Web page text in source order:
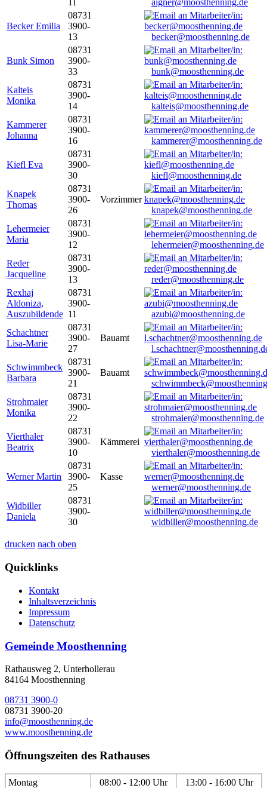
aigner@moosthenning.de
Becker Emilia
08731
3900-
13
becker@moosthenning.de
Bunk Simon
08731
3900-
33
bunk@moosthenning.de
Kalteis
Monika
08731
3900-
14
kalteis@moosthenning.de
Kammerer
Johanna
08731
3900-
16
kammerer@moosthenning.de
Kiefl Eva
08731
3900-
30
kiefl@moosthenning.de
Knapek
Thomas
08731
3900-
26
Vorzimmer
knapek@moosthenning.de
Lehermeier
Maria
08731
3900-
12
lehermeier@moosthenning.de
Reder
Jacqueline
08731
3900-
13
reder@moosthenning.de
Rexhaj
Aldoniza,
Auszubildende
08731
3900-
11
azubi@moosthenning.de
Schachtner
Lisa-Marie
08731
3900-
27
Bauamt
Schwimmbeck
Barbara
08731
3900-
21
Bauamt
Strohmaier
Monika
08731
3900-
22
strohmaier@moosthenning.de
Vierthaler
Beatrix
08731
3900-
10
Kämmerei
vierthaler@moosthenning.de
Werner Martin
08731
3900-
25
Kasse
werner@moosthenning.de
Widbiller
Daniela
08731
3900-
30
widbiller@moosthenning.de
drucken nach oben
Quicklinks
Kontakt
Inhaltsverzeichnis
Impressum
Datenschutz
Gemeinde Moosthenning
Rathausweg 2, Unterhollerau
84164 Moosthenning
08731 3900-0
08731 3900-20
info@moosthenning.de
www.moosthenning.de
Öffnungszeiten des Rathauses
Montag 08:00 - 12:00 Uhr
13:00 - 16:00 Uhr